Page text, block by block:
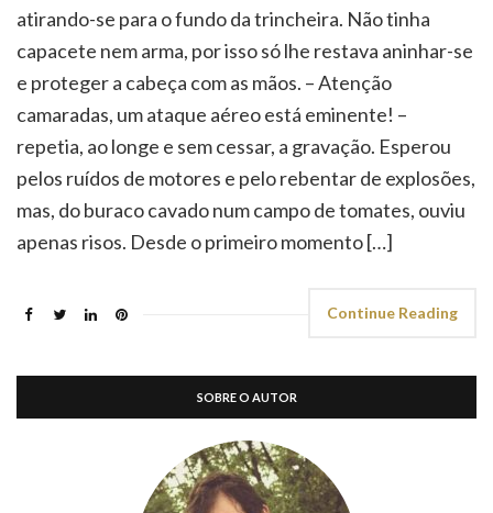
atirando-se para o fundo da trincheira. Não tinha
capacete nem arma, por isso só lhe restava aninhar-se
e proteger a cabeça com as mãos. – Atenção
camaradas, um ataque aéreo está eminente! –
repetia, ao longe e sem cessar, a gravação. Esperou
pelos ruídos de motores e pelo rebentar de explosões,
mas, do buraco cavado num campo de tomates, ouviu
apenas risos. Desde o primeiro momento […]
Continue Reading
SOBRE O AUTOR